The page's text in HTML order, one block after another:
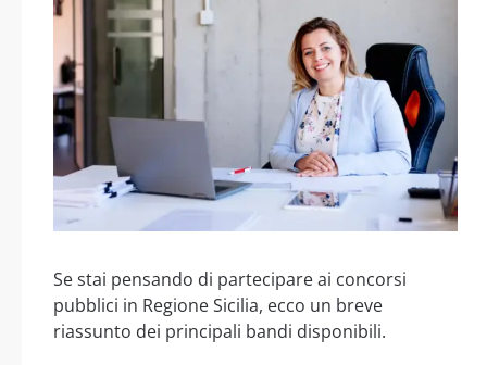
Se stai pensando di partecipare ai concorsi
pubblici in Regione Sicilia, ecco un breve
riassunto dei principali bandi disponibili.